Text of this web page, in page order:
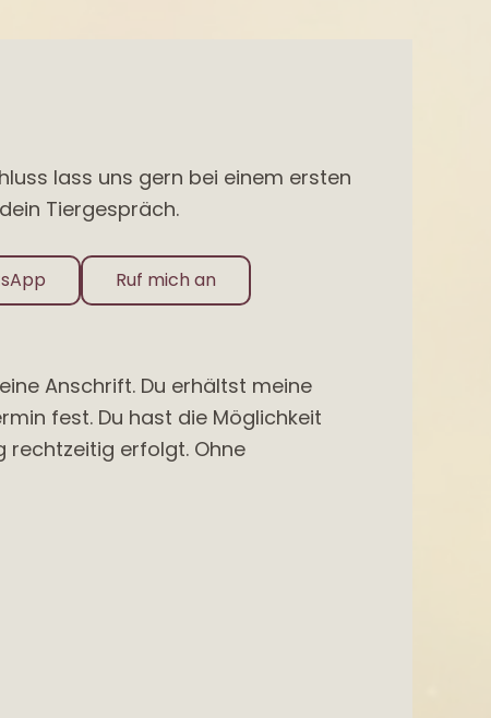
lass uns gern bei einem ersten
Tiergespräch.
Ruf mich an
Anschrift. Du erhältst meine
fest. Du hast die Möglichkeit
rechtzeitig erfolgt. Ohne